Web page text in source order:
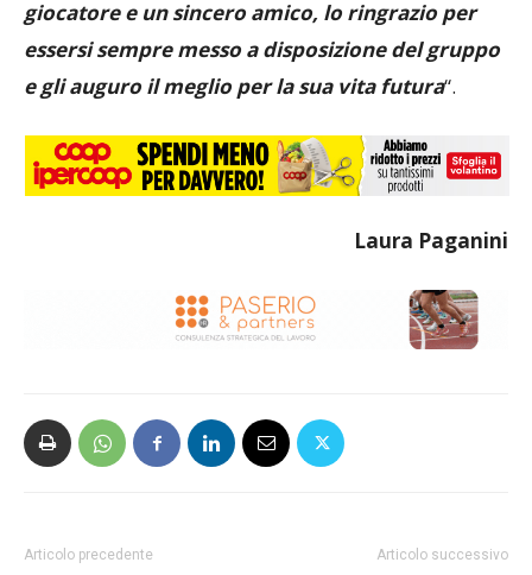
giocatore e un sincero amico, lo ringrazio per
essersi sempre messo a disposizione del gruppo
e gli auguro il meglio per la sua vita futura“.
Laura Paganini
Articolo precedente Articolo successivo